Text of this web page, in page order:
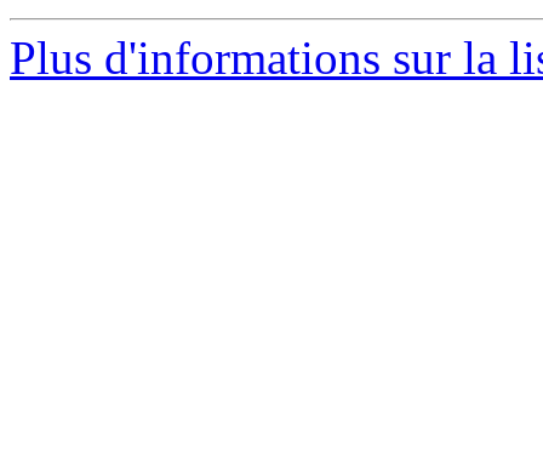
Plus d'informations sur la